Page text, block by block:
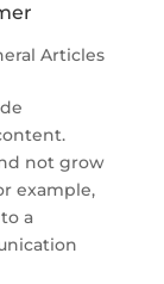
Articles
not grow
example,
a